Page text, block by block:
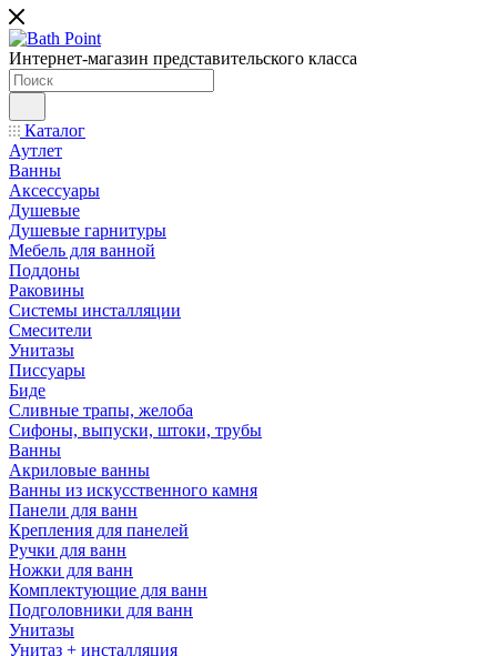
Интернет-магазин представительского класса
Каталог
Аутлет
Ванны
Аксессуары
Душевые
Душевые гарнитуры
Мебель для ванной
Поддоны
Раковины
Системы инсталляции
Смесители
Унитазы
Писсуары
Биде
Сливные трапы, желоба
Сифоны, выпуски, штоки, трубы
Ванны
Акриловые ванны
Ванны из искусственного камня
Панели для ванн
Крепления для панелей
Ручки для ванн
Ножки для ванн
Комплектующие для ванн
Подголовники для ванн
Унитазы
Унитаз + инсталляция